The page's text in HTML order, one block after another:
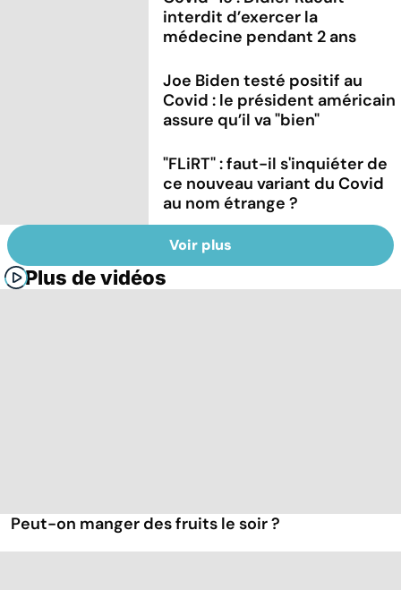
interdit d’exercer la
médecine pendant 2 ans
Joe Biden testé positif au
Covid : le président américain
assure qu’il va "bien"
"FLiRT" : faut-il s'inquiéter de
ce nouveau variant du Covid
au nom étrange ?
Voir plus
Plus de vidéos
Peut-on manger des fruits le soir ?